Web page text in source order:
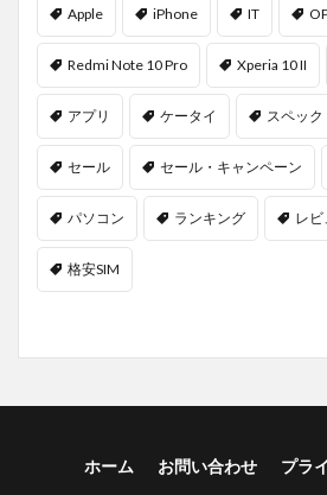
Apple iPhone IT
Redmi Note 10 Pro Xperia 10 II
アプリ ケータイ スペック
セール セール・キャンペーン
パソコン ランキング レビ
格安SIM
ホーム お問い合わせ プラ